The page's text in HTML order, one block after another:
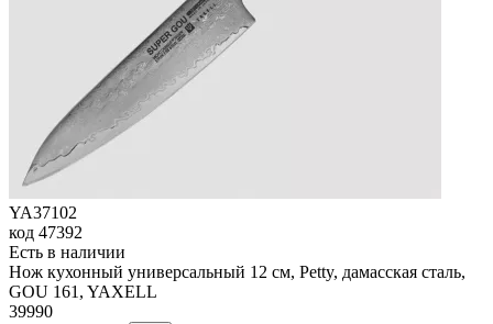
YA37102
код 47392
Есть в наличии
Нож кухонный универсальный 12 см, Petty, дамасская сталь,
GOU 161, YAXELL
39990